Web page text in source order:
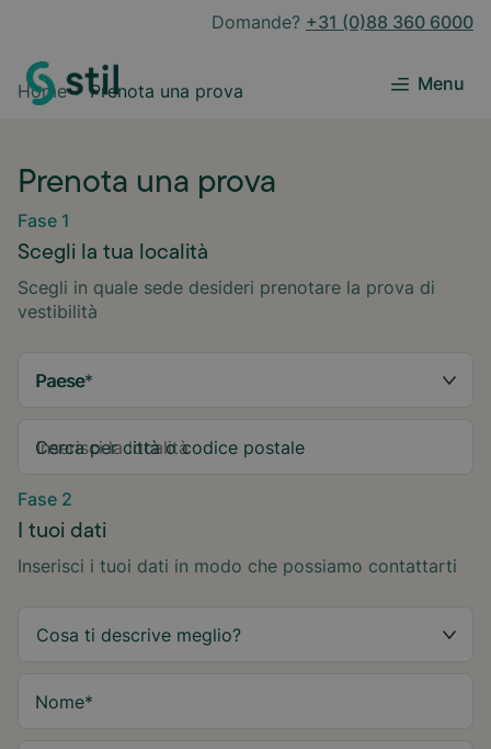
Domande? +31 (0)88 360 6000
Menu
Home Prenota una prova
Prenota una prova
Fase 1
Scegli la tua località
Scegli in quale sede desideri prenotare la prova di
vestibilità
Paese*
Cerca per città o codice postale
Fase 2
I tuoi dati
Inserisci i tuoi dati in modo che possiamo contattarti
Nome*